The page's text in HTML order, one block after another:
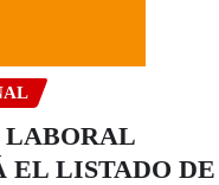
LABORAL
EL LISTADO DE